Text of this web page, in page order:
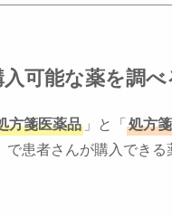
可能な薬を調
方箋医薬品 」と「処方
で患者さんが購入できる